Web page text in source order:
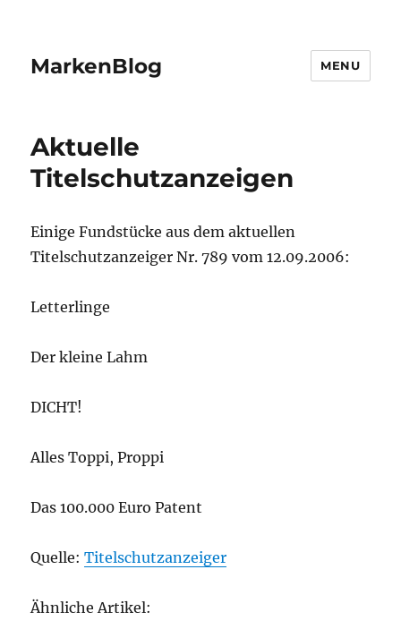
MarkenBlog MENU
Aktuelle
Titelschutzanzeigen
Einige Fundstücke aus dem aktuellen
Titelschutzanzeiger Nr. 789 vom 12.09.2006:
Letterlinge
Der kleine Lahm
DICHT!
Alles Toppi, Proppi
Das 100.000 Euro Patent
Quelle:Titelschutzanzeiger
Ähnliche Artikel: